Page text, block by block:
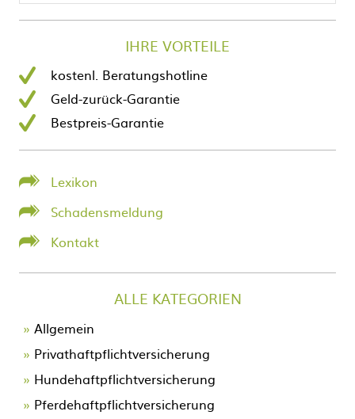
IHRE VORTEILE
kostenl. Beratungshotline
Geld-zurück-Garantie
Bestpreis-Garantie
Lexikon
Schadensmeldung
Kontakt
ALLE KATEGORIEN
Allgemein
Privathaftpflichtversicherung
Hundehaftpflichtversicherung
Pferdehaftpflichtversicherung